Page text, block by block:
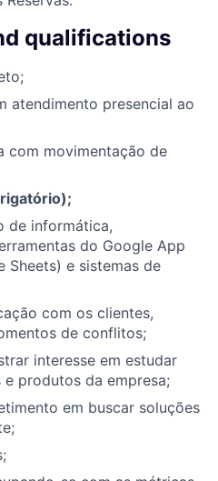
qualifications
atendimento presencial ao
com movimentação de
de informática,
do Google App
Sheets) e sistemas de
com os clientes,
de conflitos;
interesse em estudar
produtos da empresa;
em buscar soluções